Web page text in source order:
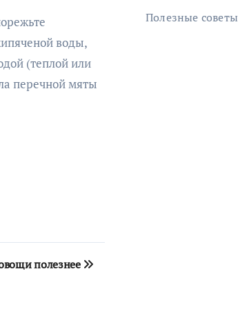
воды,
(теплой или
перечной мяты
полезнее
Полезные советы